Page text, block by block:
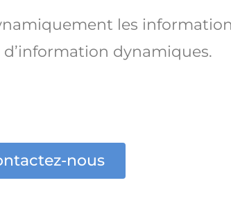
les
d’information dynamiques.
nous